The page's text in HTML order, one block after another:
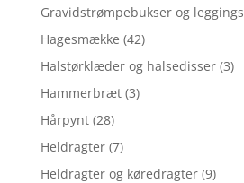
Gravidstrømpebukser og leggings
Hagesmække (42)
Halstørklæder og halsedisser (3)
Hammerbræt (3)
Hårpynt (28)
Heldragter (7)
Heldragter og køredragter (9)